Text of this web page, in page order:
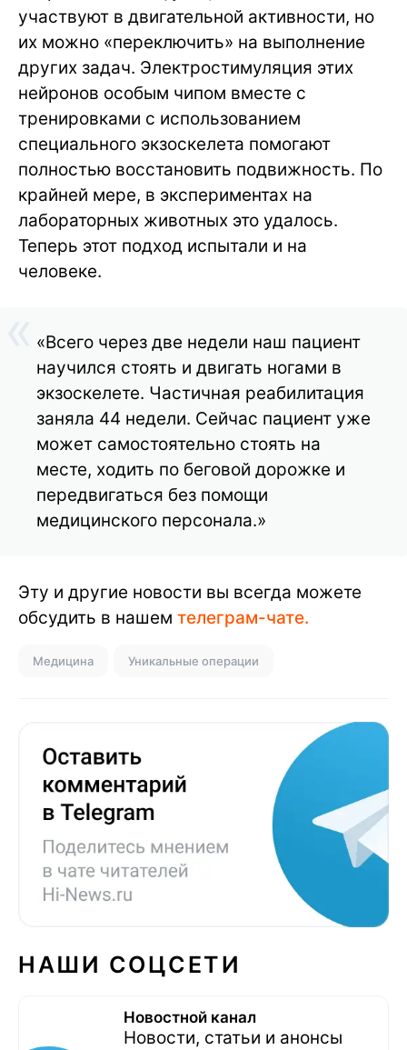
участвуют в двигательной активности, но
их можно «переключить» на выполнение
других задач. Электростимуляция этих
нейронов особым чипом вместе с
тренировками с использованием
специального экзоскелета помогают
полностью восстановить подвижность. По
крайней мере, в экспериментах на
лабораторных животных это удалось.
Теперь этот подход испытали и на
человеке.
«Всего через две недели наш пациент
научился стоять и двигать ногами в
экзоскелете. Частичная реабилитация
заняла 44 недели. Сейчас пациент уже
может самостоятельно стоять на
месте, ходить по беговой дорожке и
передвигаться без помощи
медицинского персонала.»
Эту и другие новости вы всегда можете
обсудить в нашем телеграм-чате.
Медицина Уникальные операции
НАШИ СОЦСЕТИ
Новостной канал
Новости, статьи и анонсы